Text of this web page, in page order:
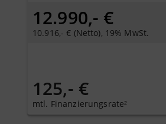
12.990,- €
10.916,- € (Netto), 19% MwSt.
125,- €
mtl. Finanzierungsrate²